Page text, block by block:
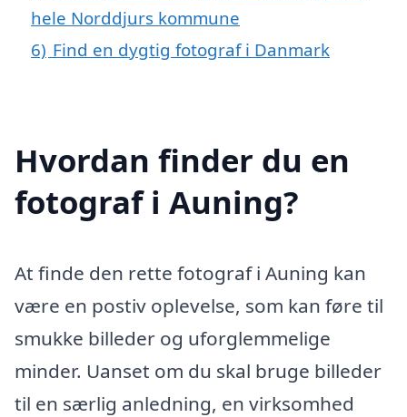
hele Norddjurs kommune
6) Find en dygtig fotograf i Danmark
Hvordan finder du en
fotograf i Auning?
At finde den rette fotograf i Auning kan
være en postiv oplevelse, som kan føre til
smukke billeder og uforglemmelige
minder. Uanset om du skal bruge billeder
til en særlig anledning, en virksomhed